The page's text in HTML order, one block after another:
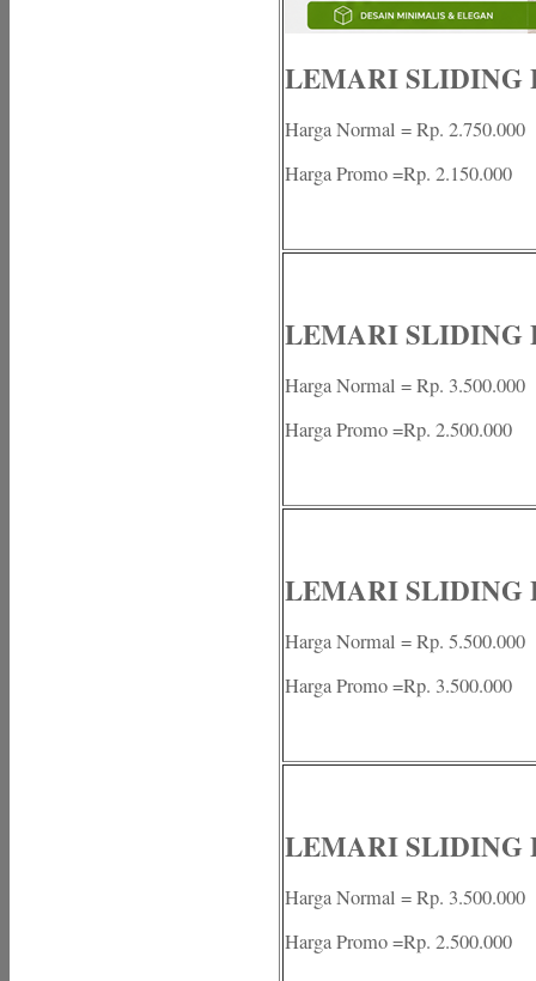
LEMARI SLIDING
Harga Normal = Rp. 2.750.000
Harga Promo =Rp. 2.150.000
LEMARI SLIDING
Harga Normal = Rp. 3.500.000
Harga Promo =Rp. 2.500.000
LEMARI SLIDING
Harga Normal = Rp. 5.500.000
Harga Promo =Rp. 3.500.000
LEMARI SLIDING
Harga Normal = Rp. 3.500.000
Harga Promo =Rp. 2.500.000